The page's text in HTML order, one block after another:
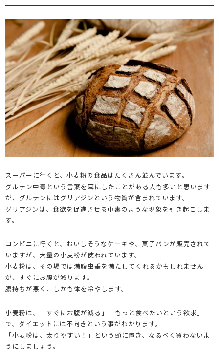
スーパーに行くと、小麦粉の食品はたくさん並んでいます。
グルテン中毒という言葉を耳にしたことがある人も多いと思います
が、グルテンにはグリアジンという物質が含まれています。
グリアジンは、食欲を促進させる中毒のような現象を引き起こしま
す。
コンビニに行くと、おいしそうなケーキや、菓子パンが販売されて
いますが、大量の小麦粉が使われています。
小麦粉は、その場では満腹虫垂を満たしてくれるかもしれません
が、すぐにお腹が減ります。
腹持ちが悪く、しかも体を冷やします。
小麦粉は、「すぐにお腹が減る」「もっと食べたいという欲求」
で、ダイエットには不向きという事がわかります。
「小麦粉は、太りやすい！」という頭に置き、なるべく買わないよ
うにしましょう。